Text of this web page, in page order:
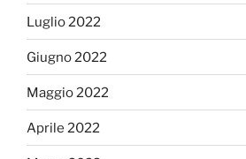
Luglio 2022
Giugno 2022
Maggio 2022
Aprile 2022